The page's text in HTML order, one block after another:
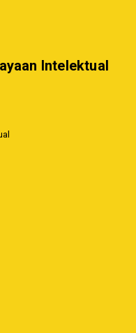
Intelektual